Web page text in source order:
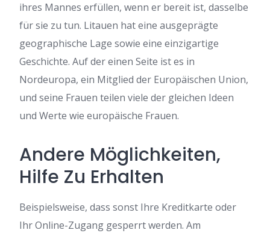
ihres Mannes erfüllen, wenn er bereit ist, dasselbe
für sie zu tun. Litauen hat eine ausgeprägte
geographische Lage sowie eine einzigartige
Geschichte. Auf der einen Seite ist es in
Nordeuropa, ein Mitglied der Europäischen Union,
und seine Frauen teilen viele der gleichen Ideen
und Werte wie europäische Frauen.
Andere Möglichkeiten,
Hilfe Zu Erhalten
Beispielsweise, dass sonst Ihre Kreditkarte oder
Ihr Online-Zugang gesperrt werden. Am